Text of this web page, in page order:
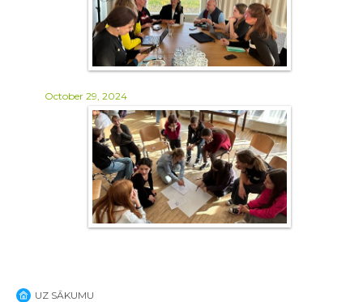
October 29, 2024
UZ SĀKUMU